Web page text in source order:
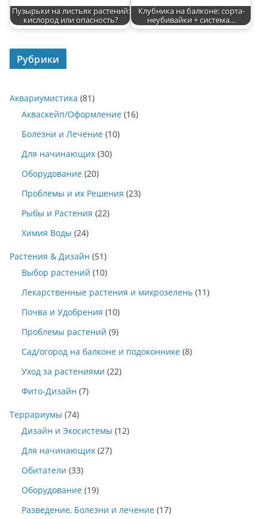
Пузырьки на листьях растений:
кислород или опасность?
Клубника на балконе: сорта-
неубивайки + система…
Рубрики
Аквариумистика (81)
Акваскейп/Оформление (16)
Болезни и Лечение (10)
Для начинающих (30)
Оборудование (20)
Проблемы и их Решения (23)
Рыбы и Растения (22)
Химия Воды (24)
Растения & Дизайн (51)
Выбор растений (10)
Лекарственные растения и микрозелень (11)
Почва и Удобрения (10)
Проблемы растений (9)
Сад/огород на балконе и подоконнике (8)
Уход за растениями (22)
Фито-Дизайн (7)
Террариумы (74)
Дизайн и Экосистемы (12)
Для начинающих (27)
Обитатели (33)
Оборудование (19)
Разведение, Болезни и лечение (17)